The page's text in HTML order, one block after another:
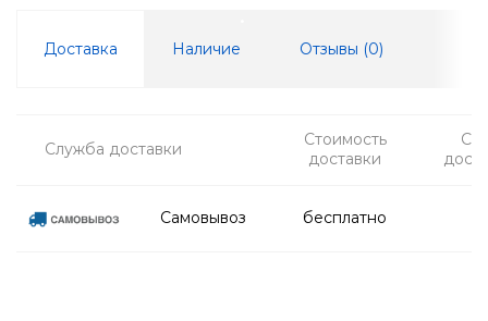
Доставка Наличие Отзывы (0)
Служба доставки
Стоимость
доставки
Самовывоз бесплатно